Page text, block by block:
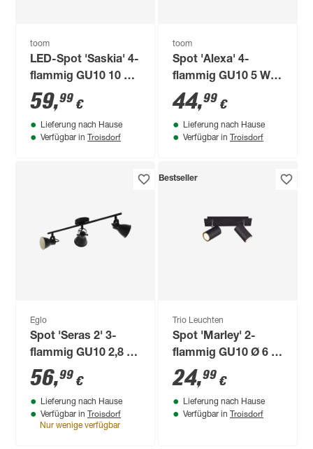
toom
LED-Spot 'Saskia' 4-
flammig GU10 10 W
1440 lm warmweiß
57,5 x 16,8 cm
59,99 €
Lieferung nach Hause
Verfügbar in Troisdorf
toom
Spot 'Alexa' 4-
flammig GU10 5 W Ø
8 x 67,3 x 12 cm
44,99 €
Lieferung nach Hause
Verfügbar in Troisdorf
Eglo
Spot 'Seras 2' 3-
flammig GU10 2,8 W
250 lm warmweiß
6,5 cm
56,99 €
Lieferung nach Hause
Verfügbar in Troisdorf
Nur wenige verfügbar
Bestseller
Trio Leuchten
Spot 'Marley' 2-
flammig GU10 Ø 6 x
30 x 15 x 9 cm
24,99 €
Lieferung nach Hause
Verfügbar in Troisdorf